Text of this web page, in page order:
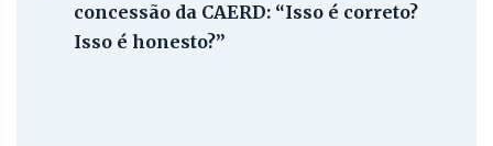
concessão da CAERD: “Isso é correto?
Isso é honesto?”